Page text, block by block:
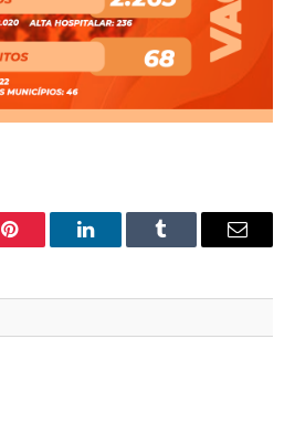
Pinterest LinkedInTumblr
E-